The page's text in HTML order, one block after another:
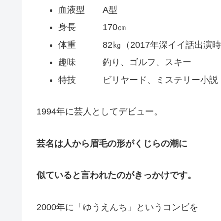
血液型 A型
身長 170㎝
体重 82㎏（2017年深イイ話出演
趣味 釣り、ゴルフ、スキー
特技 ビリヤード、ミステリー小説
1994年に芸人としてデビュー。
芸名は人から眉毛の形がくじらの潮に
似ていると言われたのがきっかけです。
2000年に「ゆうえんち」というコンビを